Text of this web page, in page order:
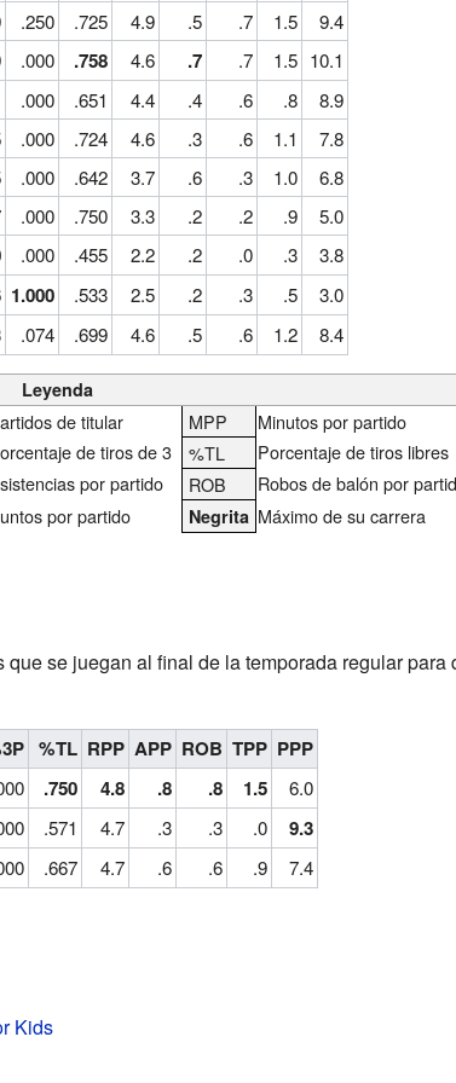
.250 .725 4.9 .5 .7 1.5
9.4
.000 .758 4.6 .7 .7 1.5 10.1
.000 .651 4.4 .4 .6 .8
8.9
.000 .724 4.6 .3 .6 1.1 7.8
.000 .642 3.7 .6 .3 1.0
6.8
.000 .750 3.3 .2 .2 .9 5.0
.000 .455 2.2 .2 .0 .3
3.8
1.000 .533 2.5 .2 .3 .5 3.0
.074 .699 4.6 .5 .6 1.2 8.4
Leyenda
de titular MPP
Minutos por partido
de tiros de 3 %TL
Porcentaje de tiros libres
por partido ROB
Robos de balón por
por partido Negrita Máximo de su carrera
se juegan al final de la temporada regular para
%TL RPP APP ROB TPP PPP
.750 4.8 .8 .8 1.5
6.0
.571 4.7 .3 .3 .0
9.3
.667 4.7 .6 .6 .9 7.4
Kids